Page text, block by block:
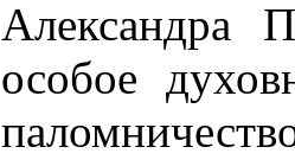
Александра
особое